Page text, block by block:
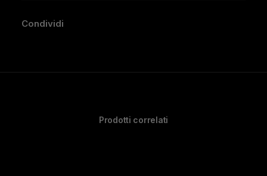
Condividi
Prodotti correlati